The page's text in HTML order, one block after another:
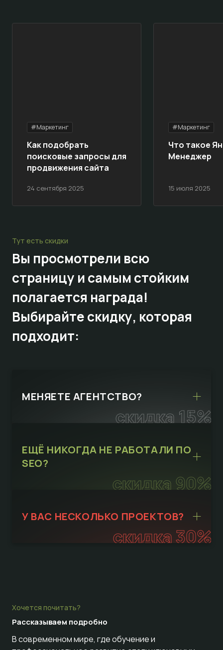
#Маркетинг
24 сентября 2025
Как подобрать
поисковые запросы для
продвижения сайта
#Маркетинг
15 июля 2025
Что такое
Менеджер
Тут есть скидки
Вы просмотрели всю
страницу и самым стойким
полагается награда!
Выбирайтескидку, которая
подходит:
скидка 15%
МЕНЯЕТЕ АГЕНТСТВО?
скидка 90%
ЕЩЁ НИКОГДА НЕ РАБОТАЛИ ПО
SEO?
скидка 30%
У ВАС НЕСКОЛЬКО ПРОЕКТОВ?
Хочется почитать?
Рассказываем подробно
В современном мире, где обучение и